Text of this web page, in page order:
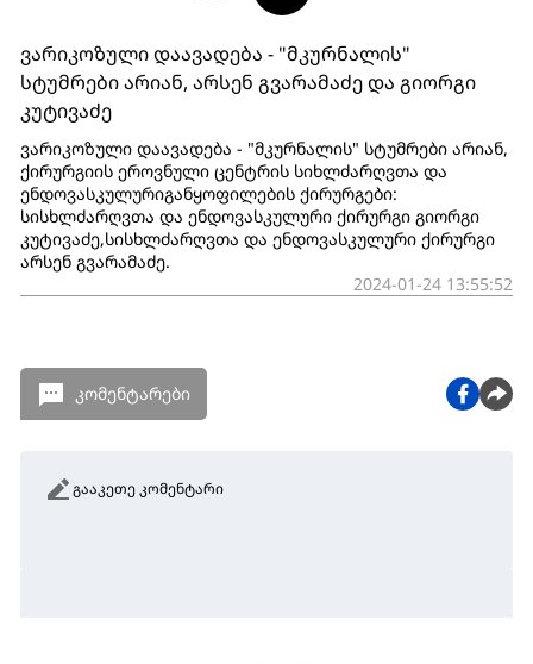
ვარიკოზული დაავადება - "მკურნალის"
სტუმრები არიან, არსენ გვარამაძე და გიორგი
კუტივაძე
ვარიკოზული დაავადება - "მკურნალის" სტუმრები არიან,
ქირურგიის ეროვნული ცენტრის სიხლძარღვთა და
ენდოვასკულურიგანყოფილების ქირურგები:
სისხლძარღვთა და ენდოვასკულური ქირურგი გიორგი
კუტივაძე,სისხლძარღვთა და ენდოვასკულური ქირურგი
არსენ გვარამაძე.
2024-01-24 13:55:52
კომენტარები
გააკეთე კომენტარი